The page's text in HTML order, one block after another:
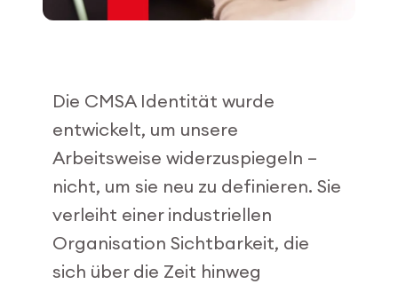
Die CMSA Identität wurde
entwickelt, um unsere
Arbeitsweise widerzuspiegeln –
nicht, um sie neu zu definieren. Sie
verleiht einer industriellen
Organisation Sichtbarkeit, die
sich über die Zeit hinweg